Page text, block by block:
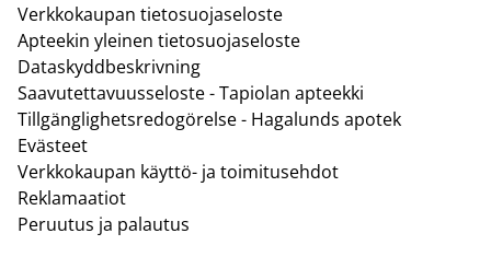
Verkkokaupan tietosuojaseloste
Apteekin yleinen tietosuojaseloste
Dataskyddbeskrivning
Saavutettavuusseloste - Tapiolan apteekki
Tillgänglighetsredogörelse - Hagalunds apotek
Evästeet
Verkkokaupan käyttö- ja toimitusehdot
Reklamaatiot
Peruutus ja palautus